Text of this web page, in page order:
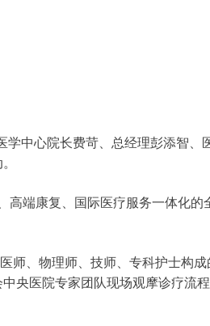
学中心院长费苛、总经理彭添智、
高端康复、国际医疗服务一体化的
师、物理师、技师、专科护士构成
央医院专家团队现场观摩诊疗流